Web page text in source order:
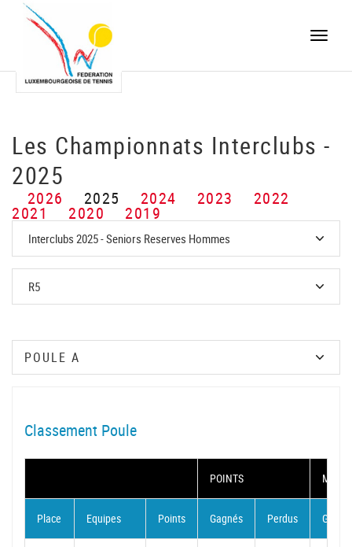
Toggle
Les Championnats Interclubs -
2025
2026 2025 2024 2023 2022
2021 2020 2019
Classement Poule
POINTS
Place Equipes Points Gagnés Perdus